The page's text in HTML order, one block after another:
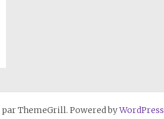
par ThemeGrill. Powered byWordPress